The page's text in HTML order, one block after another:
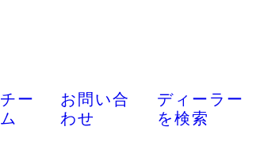
チー
ム
お問い合
わせ
ディーラー
を検索